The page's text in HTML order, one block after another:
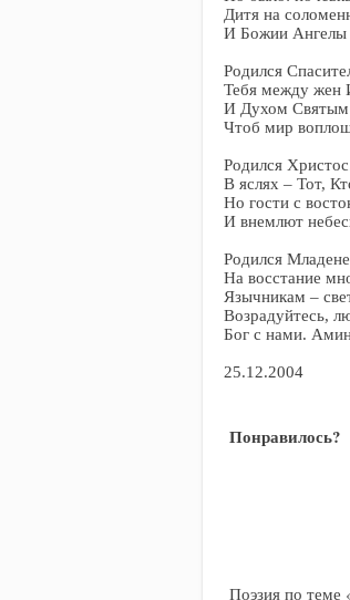
Дитя на
И Божии Ангелы
Родился
Тебя между жен
И Духом Святым
Чтоб мир
Родился
В яслях – Тот,
Но гости с
И внемлют
Родился
На восстание
Язычникам –
Возрадуйтесь,
Бог с нами.
25.12.2004
Понравилось?
Поэзия по теме